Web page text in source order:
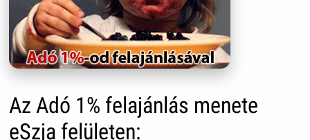
Az Adó 1% felajánlás menete
eSzja felületen: